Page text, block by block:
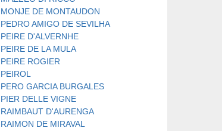
MONJE DE MONTAUDON
PEDRO AMIGO DE SEVILHA
PEIRE D'ALVERNHE
PEIRE DE LA MULA
PEIRE ROGIER
PEIROL
PERO GARCIA BURGALES
PIER DELLE VIGNE
RAIMBAUT D'AURENGA
RAIMON DE MIRAVAL